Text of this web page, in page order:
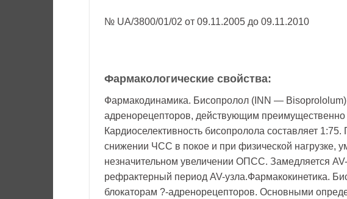
№ UA/3800/01/02 от 09.11.2005 до 09.11.2010
Фармакологические свойства:
Фармакодинамика. Бисопролол (INN — Bisoprololum)
адренорецепторов, действующим
Кардиоселективность бисопролола составляет
снижении ЧСС в покое и при физической нагрузке,
незначительном увеличении ОПСС. Замедляется
рефрактерный период AV-узла.Фармакокинетика.
блокаторам ?-адренорецепторов. Основными